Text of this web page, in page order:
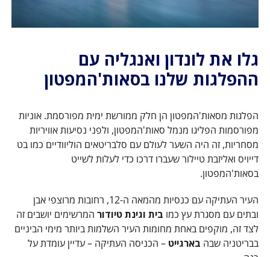
גלו את לונדון ואנגליה עם
ההפלגות שלנו בסאות'המפטון
הפלגות מסאות'המפטון הן חלק ממורשת ימית מפורסמת. אוניות
מפורסמות הפליגו מנמל סאות'המפטון, ולפני נסיעות אוויריות
מסחריות, זה היה השער לעולם עם סלבריטאים הוליוודיים כמו בט
דייויס ואליזבת טיילור שעברו דרכו כדי לעלות לשייט
בסאות'המפטון.
העיר העתיקה עם כנסיות מהמאה ה-12, רחובות מרוצפי אבן
ובתים עם מסגרת עץ כמו בית וגינת טיודורהמרשימים יושבים זה
לצד זה, מוקפים באחת מחומות העיר השלמות ביותר מימי הביניים
בבריטניה שבה בארגייט – הכניסה העתיקה – עדיין עומדת על